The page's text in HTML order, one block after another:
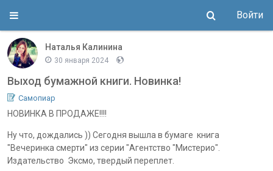
Войти
Наталья Калинина
30 января 2024
Выход бумажной книги. Новинка!
Самопиар
НОВИНКА В ПРОДАЖЕ!!!!
Ну что, дождались )) Сегодня вышла в бумаге книга
"Вечеринка смерти" из серии "Агентство "Мистерио".
Издательство Эксмо, твердый переплет.